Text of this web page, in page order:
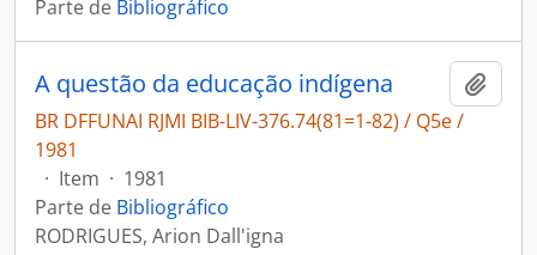
Parte de Bibliográfico
A questão da educação indígena
BR DFFUNAI RJMI BIB-LIV-376.74(81=1-82) / Q5e /
1981
· Item · 1981
Parte de Bibliográfico
RODRIGUES, Arion Dall'igna